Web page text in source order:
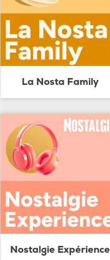
La Nosta Family
Nostalgie Expérience